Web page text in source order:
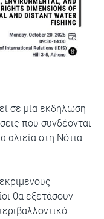
σε μία εκδήλωση
που συνδέονται
αλιεία στη Νότια
θα εξετάσουν